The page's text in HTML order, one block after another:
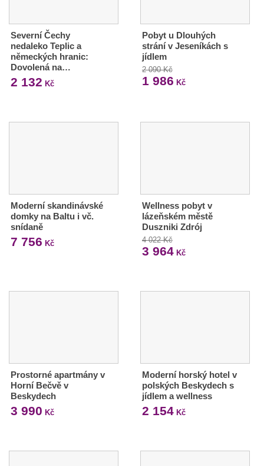
Severní Čechy
nedaleko Teplic a
německých hranic:
Dovolená na…
2 132 Kč
Pobyt u Dlouhých
strání v Jeseníkách s
jídlem
2 090 Kč
1 986 Kč
Moderní skandinávské
domky na Baltu i vč.
snídaně
7 756 Kč
Wellness pobyt v
lázeňském městě
Duszniki Zdrój
4 022 Kč
3 964Kč
Prostorné apartmány v
Horní Bečvě v
Beskydech
3 990 Kč
Moderní horský hotel v
polských Beskydech s
jídlem a wellness
2 154Kč